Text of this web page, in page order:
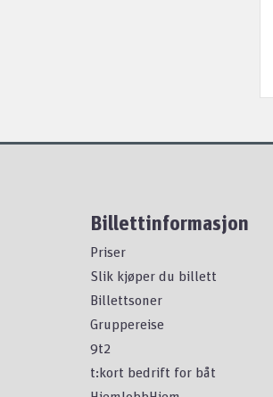
Billettinformasjon
Priser
Slik kjøper du billett
Billettsoner
Gruppereise
9t2
t:kort bedrift for båt